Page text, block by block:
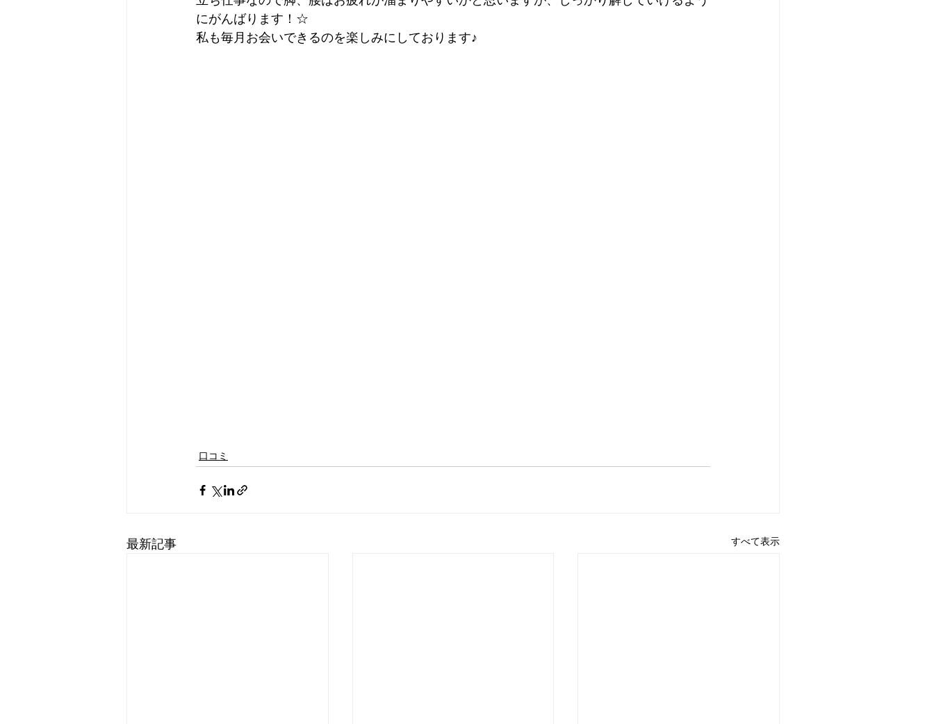
にがんばります！☆
私も毎月お会いできるのを楽しみにしております♪
口コミ
最新記事 すべて表示